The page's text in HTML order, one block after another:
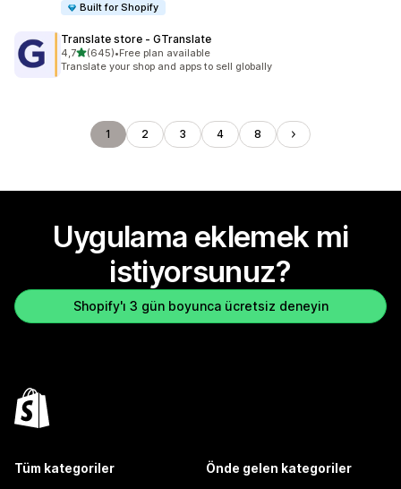
Built for Shopify
Translate store ‑ GTranslate
4,75 yıldız üzerinden
(645)
toplam 645 değerlendirme
•Free plan available
Translate your shop and apps to sell globally
1 2 3 4 8
Uygulama eklemek mi
istiyorsunuz?
Shopify'ı 3 gün boyunca ücretsiz deneyin
Tüm kategoriler Önde gelen kategoriler